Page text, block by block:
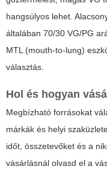
hangsúlyos lehet.
általában 70/30 VG/PG
MTL (mouth-to-lung)
választás.
Hol és hogyan
Megbízható forrásokat
márkák és helyi
időt, összetevőket és a
vásárlásnál olvasd el a